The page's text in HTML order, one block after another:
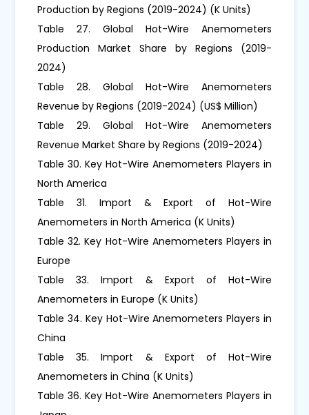
Production by Regions (2019-2024) (K Units)
Table 27. Global Hot-Wire Anemometers
Production Market Share by Regions (2019-
2024)
Table 28. Global Hot-Wire Anemometers
Revenue by Regions (2019-2024) (US$ Million)
Table 29. Global Hot-Wire Anemometers
Revenue Market Share by Regions (2019-2024)
Table 30. Key Hot-Wire Anemometers Players in
North America
Table 31. Import & Export of Hot-Wire
Anemometers in North America (K Units)
Table 32. Key Hot-Wire Anemometers Players in
Europe
Table 33. Import & Export of Hot-Wire
Anemometers in Europe (K Units)
Table 34. Key Hot-Wire Anemometers Players in
China
Table 35. Import & Export of Hot-Wire
Anemometers in China (K Units)
Table 36. Key Hot-Wire Anemometers Players in